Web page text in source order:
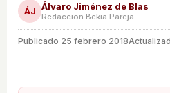
ÁJ Álvaro Jiménez de Blas
Redacción Bekia Pareja
Publicado 25 febrero 2018